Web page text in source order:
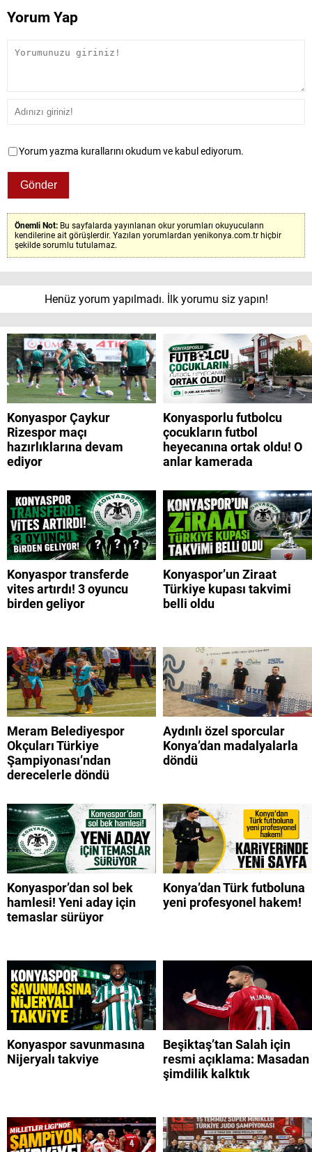
Yorum Yap
Yorum yazma kurallarını okudum ve kabul ediyorum.
Önemli Not: Bu sayfalarda yayınlanan okur yorumları okuyucuların
kendilerine ait görüşlerdir. Yazılan yorumlardan yenikonya.com.tr hiçbir
şekilde sorumlu tutulamaz.
Henüz yorum yapılmadı. İlk yorumu siz yapın!
Konyaspor Çaykur
Rizespor maçı
hazırlıklarına devam
ediyor
Konyasporlu futbolcu
çocukların futbol
heyecanına ortak oldu! O
anlar kamerada
Konyaspor transferde
vites artırdı! 3 oyuncu
birden geliyor
Konyaspor’un Ziraat
Türkiye kupası takvimi
belli oldu
Meram Belediyespor
Okçuları Türkiye
Şampiyonası’ndan
derecelerle döndü
Aydınlı özel sporcular
Konya’dan madalyalarla
döndü
Konyaspor’dan sol bek
hamlesi! Yeni aday için
temaslar sürüyor
Konya’dan Türk futboluna
yeni profesyonel hakem!
Konyaspor savunmasına
Nijeryalı takviye
Beşiktaş’tan Salah için
resmi açıklama: Masadan
şimdilik kalktık